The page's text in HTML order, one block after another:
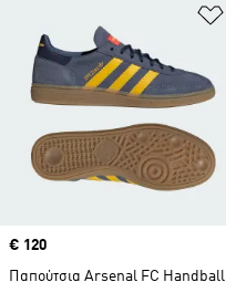
Price
€ 120
Παπούτσια Arsenal FC Handball